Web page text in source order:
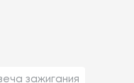
зажигания